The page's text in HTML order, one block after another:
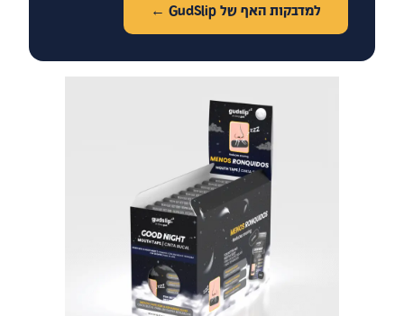
למדבקות האף של GudSlip ←